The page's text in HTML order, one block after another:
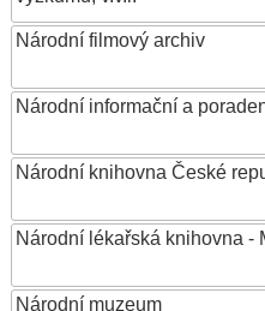
Národní filmový archiv
Národní informační a
Národní knihovna České
Národní lékařská knihovna -
Národní muzeum